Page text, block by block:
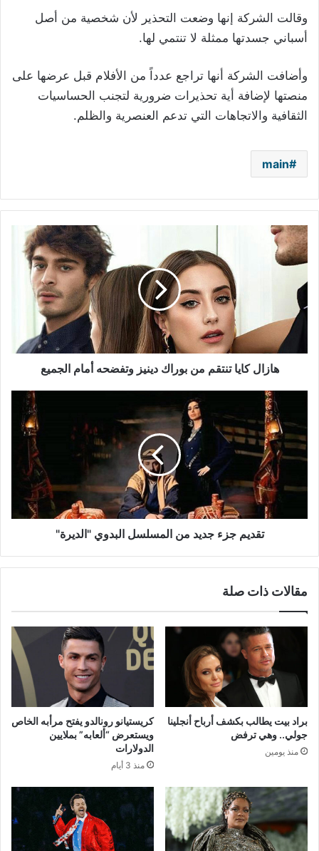
وقالت الشركة إنها وضعت التحذير لأن شخصية من أصل
أسباني جسدتها ممثلة لا تنتمي لها.
وأضافت الشركة أنها تراجع عدداً من الأفلام قبل عرضها على
منصتها لإضافة أية تحذيرات ضرورية لتجنب الحساسيات
الثقافية والاتجاهات التي تدعم العنصرية والظلم.
main
هازال
كايا
تنتقم
بوراك
دينيز
وتفضحه
الجميع
هازال كايا تنتقم من بوراك دينيز وتفضحه أمام الجميع
جديد
من
المسلسل
"الديرة"
تقديم جزء جديد من المسلسل البدوي "الديرة"
مقالات ذات صلة
براد بيت يطالب بكشف أرباح أنجلينا
جولي.. وهي ترفض
منذ يومين
كريستيانو رونالدو يفتح مرأبه الخاص
ويستعرض “ألعابه” بملايين
الدولارات
منذ 3 أيام